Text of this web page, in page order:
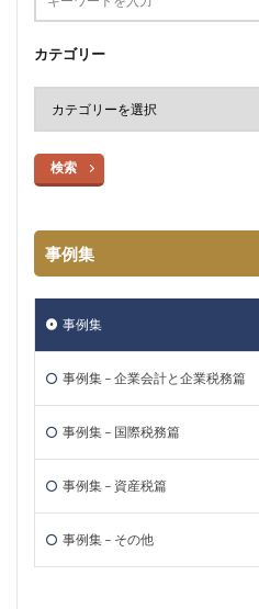
カテゴリー
検索
事例集
事例集
事例集 – 企業会計と企業税務篇
事例集 – 国際税務篇
事例集 – 資産税篇
事例集 – その他